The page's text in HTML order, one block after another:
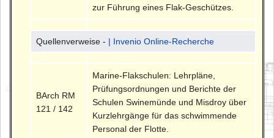
zur Führung eines Flak-Geschützes.
Quellenverweise - | Invenio Online-Recherche
BArch RM
121 / 142
Marine-Flakschulen: Lehrpläne,
Prüfungsordnungen und Berichte der
Schulen Swinemünde und Misdroy über
Kurzlehrgänge für das schwimmende
Personal der Flotte.